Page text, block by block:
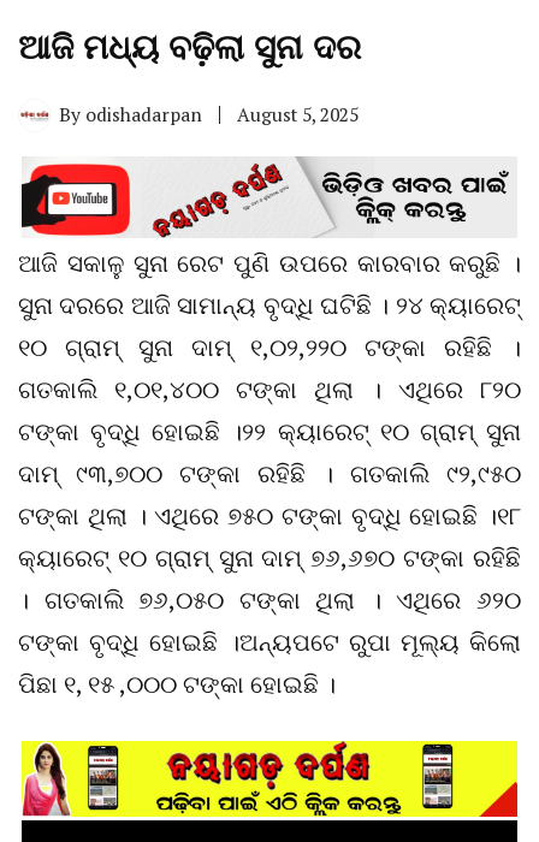
ଆଜି ମଧ୍ୟ ବଢ଼ିଲା ସୁନା ଦର
By odishadarpan August 5, 2025
ଆଜି ସକାଳୁ ସୁନା ରେଟ ପୁଣି ଉପରେ କାରବାର କରୁଛି ।
ସୁନା ଦରରେ ଆଜି ସାମାନ୍ୟ ବୃଦ୍ଧି ଘଟିଛି । ୨୪ କ୍ୟାରେଟ୍‌
୧୦ ଗ୍ରାମ୍‌ ସୁନା ଦାମ୍‌ ୧,୦୨,୨୨୦ ଟଙ୍କା ରହିଛି ।
ଗତକାଲି ୧,୦୧,୪୦୦ ଟଙ୍କା ଥିଲା । ଏଥିରେ ୮୨୦
ଟଙ୍କା ବୃଦ୍ଧି ହୋଇଛି ।୨୨ କ୍ୟାରେଟ୍‌ ୧୦ ଗ୍ରାମ୍‌ ସୁନା
ଦାମ୍‌ ୯୩,୭୦୦ ଟଙ୍କା ରହିଛି । ଗତକାଲି ୯୨,୯୫୦
ଟଙ୍କା ଥିଲା । ଏଥିରେ ୭୫୦ ଟଙ୍କା ବୃଦ୍ଧି ହୋଇଛି ।୧୮
କ୍ୟାରେଟ୍‌ ୧୦ ଗ୍ରାମ୍‌ ସୁନା ଦାମ୍‌ ୭୬,୬୭୦ ଟଙ୍କା ରହିଛି
। ଗତକାଲି ୭୬,୦୫୦ ଟଙ୍କା ଥିଲା । ଏଥିରେ ୬୨୦
ଟଙ୍କା ବୃଦ୍ଧି ହୋଇଛି ।ଅନ୍ୟପଟେ ରୁପା ମୂଲ୍ୟ କିଲୋ
ପିଛା ୧, ୧୫ ,୦୦୦ ଟଙ୍କା ହୋଇଛି ।